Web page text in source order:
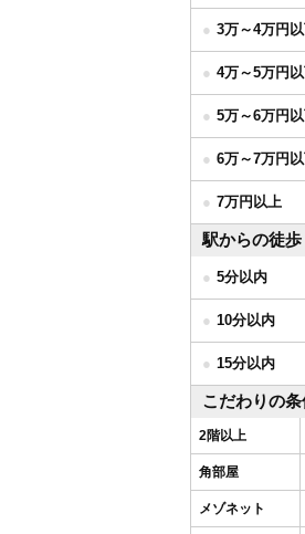
3万～4万円
4万～5万円
5万～6万円
6万～7万円
7万円以上
駅からの徒歩
5分以内
10分以内
15分以内
こだわりの条
2階以上
角部屋
メゾネット